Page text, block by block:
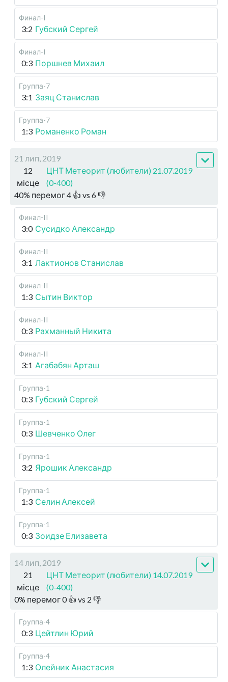
Финал-I
3:2 Губский Сергей
Финал-I
0:3 Поршнев Михаил
Группа-7
3:1 Заяц Станислав
Группа-7
1:3 Романенко Роман
21 лип, 2019
12
місце
ЦНТ Метеорит (любители) 21.07.2019
(0-400)
40% перемог4 👍 vs 6👎
Финал-II
3:0 Сусидко Александр
Финал-II
3:1 Лактионов Станислав
Финал-II
1:3 Сытин Виктор
Финал-II
0:3 Рахманный Никита
Финал-II
3:1 Агабабян Арташ
Группа-1
0:3 Губский Сергей
Группа-1
0:3 Шевченко Олег
Группа-1
3:2 Ярошик Александр
Группа-1
1:3 Селин Алексей
Группа-1
0:3 Зоидзе Елизавета
14 лип, 2019
21
місце
ЦНТ Метеорит (любители) 14.07.2019
(0-400)
0% перемог0👍 vs 2 👎
Группа-4
0:3 Цейтлин Юрий
Группа-4
1:3 Олейник Анастасия